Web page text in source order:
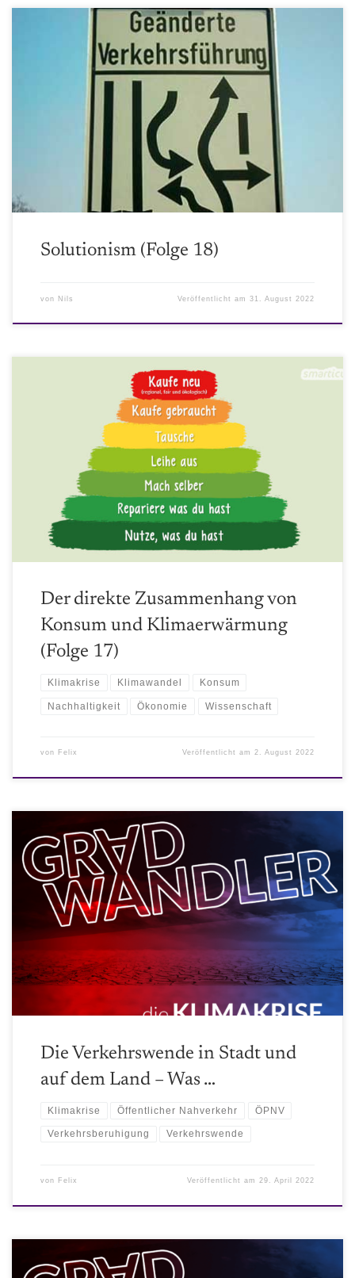
Die FDP und andere libertäre Gruppierungen versuchen den Kampf
gegen den Klimawandel als optional darzustellen. Dabei verweisen
Sie immer wieder auf die Lösung unserer Probleme durch
Technologien. Doch wie realistisch sind diese Versprechungen und
wo sind sie schlicht und ergreifend absichtliche Täuschung?
Solutionism (Folge 18)
von Nils Veröffentlicht am31. August 2022
Wir haben das Paper "Scientists' warning on affluence" gelesen und
orientieren uns daran beim Bogen von Konsum zur
Klimaerwärmung. Durch Krankheitsausfälle ist diese Folge leider
etwas später als andere dran. Vielleicht hilft sie euch ja noch gut
durch den Sommer. :)
Der direkte Zusammenhang von
Konsum und Klimaerwärmung
(Folge 17)
Klimakrise Klimawandel Konsum
Nachhaltigkeit Ökonomie Wissenschaft
von Felix Veröffentlicht am2. August 2022
What-the-Fakt Nils: Amazon 1984 Methoden Felix: C2C Paket der
EU Effizienz Stand E-Mobilität Benziner sind nicht mehr lange im
Verkauf in der EU Wasserstoff LKW sind schon zugelassen CO2 mit
Reisebus geringer als mit der Bahn (wegen Auslastung)!
Wasserstoff-Tankstellen (Dekompressions- gefahr -> wird heiß statt
kalt!) Entspanntere Innenstädte Superblocks in Barcelona Streit
[…]
Die Verkehrswende in Stadt und
auf dem Land – Was …
Klimakrise Öffentlicher Nahverkehr ÖPNV
Verkehrsberuhigung Verkehrswende
von Felix Veröffentlicht am29. April 2022